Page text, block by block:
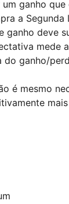
ganho
a Segunda
ganho deve
mede a
do ganho/
é mesmo